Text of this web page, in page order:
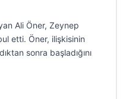
Ali Öner, Zeynep
etti. Öner, ilişkisinin
sonra başladığını